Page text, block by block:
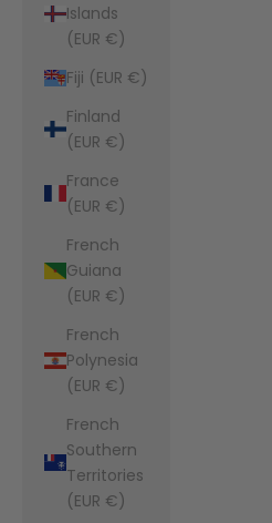
Islands
(EUR €)
Fiji (EUR €)
Finland
(EUR €)
France
(EUR €)
French
Guiana
(EUR €)
French
Polynesia
(EUR €)
French
Southern
Territories
(EUR €)